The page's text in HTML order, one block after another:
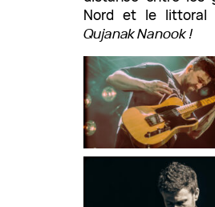
Nord et le littoral
Qujanak Nanook !